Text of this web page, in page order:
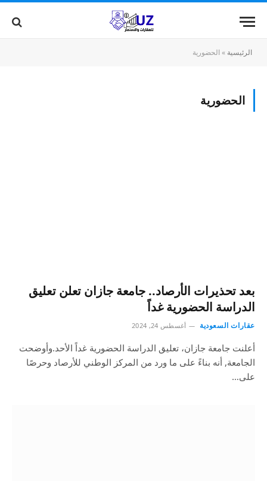
الرئيسية » الحضورية
الحضورية
بعد تحذيرات الأرصاد.. جامعة جازان تعلن تعليق
الدراسة الحضورية غداً
عقارات السعودية أغسطس 24, 2024
أعلنت جامعة جازان، تعليق الدراسة الحضورية غداً الأحد.وأوضحت
الجامعة, أنه بناءً على ما ورد من المركز الوطني للأرصاد وحرصًا
على…